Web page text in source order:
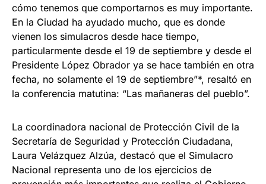
cómo tenemos que comportarnos es muy importante.
En la Ciudad ha ayudado mucho, que es donde
vienen los simulacros desde hace tiempo,
particularmente desde el 19 de septiembre y desde el
Presidente López Obrador ya se hace también en otra
fecha, no solamente el 19 de septiembre”*, resaltó en
la conferencia matutina: “Las mañaneras del pueblo”.
La coordinadora nacional de Protección Civil de la
Secretaría de Seguridad y Protección Ciudadana,
Laura Velázquez Alzúa, destacó que el Simulacro
Nacional representa uno de los ejercicios de